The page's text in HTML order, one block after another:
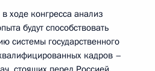
ходе конгресса анализ
будут способствовать
системы государственного
кадров –